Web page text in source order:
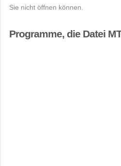
Sie nicht öffnen können.
Programme, die Datei